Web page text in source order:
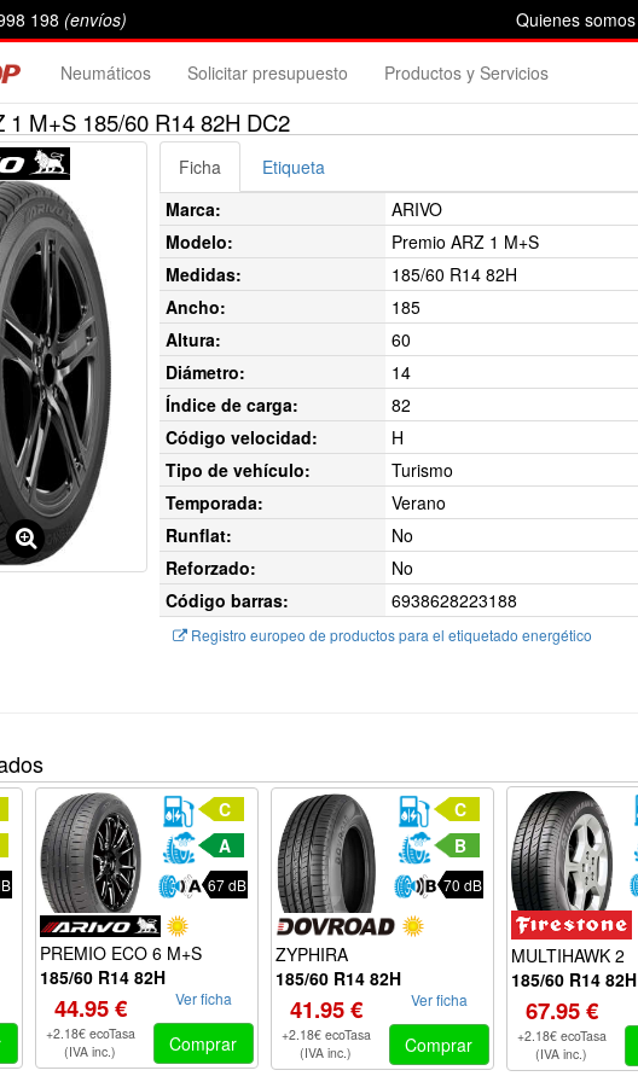
Quienes somos
198 (envíos)
Neumáticos Solicitar presupuesto Productos y Servicios
1 M+S 185/60 R14 82H DC2
Ficha
Etiqueta
Marca:
ARIVO
Modelo:
Premio ARZ 1 M+S
Medidas:
185/60 R14 82H
Ancho:
185
Altura:
60
Diámetro:
14
Índice de carga:
82
Código velocidad:
H
Tipo de vehículo:
Turismo
Temporada:
Verano
Runflat:
No
Reforzado:
No
Código barras:
6938628223188
Registro europeo de productos para el etiquetado energético
C
A
67 dB
PREMIO ECO 6 M+S
185/60 R14 82H
44.95 €
+2.18€ ecoTasa
(IVA inc.)
Ver ficha
Comprar
C
B
70 dB
ZYPHIRA
185/60 R14 82H
41.95 €
+2.18€ ecoTasa
(IVA inc.)
Ver ficha
Comprar
MULTIHAWK 2
185/60 R14 82H
67.95 €
+2.18€ ecoTasa
(IVA inc.)